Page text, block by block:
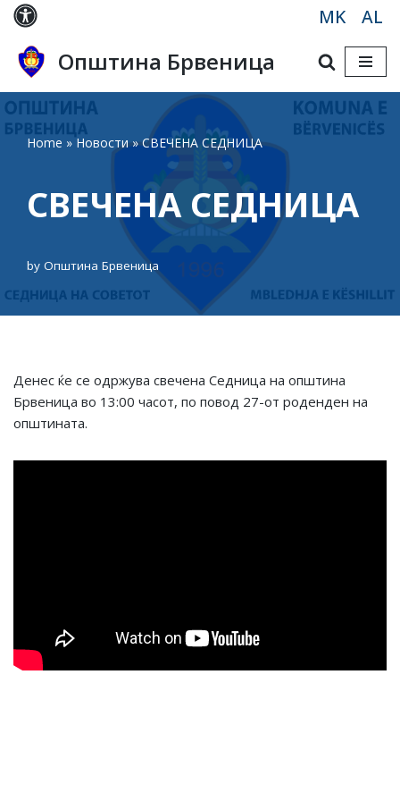
Skip
to
content
MK AL
Општина Брвеница
Home »Новости»СВЕЧЕНА СЕДНИЦА
СВЕЧЕНА СЕДНИЦА
by Општина Брвеница
Денес ќе се одржува свечена Седница на општина
Брвеница во 13:00 часот, по повод 27-от роденден на
општината.